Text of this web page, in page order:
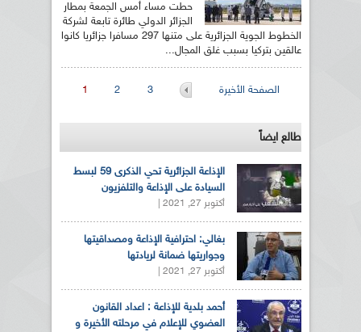
حطت مساء أمس الجمعة بمطار
الجزائر الدولي طائرة تابعة لشركة
الخطوط الجوية الجزائرية على متنها 297 مسافرا جزائريا كانوا
عالقين بتركيا بسبب غلق المجال...
الصفحات 1 2 3 الصفحة الأخيرة
طالع ايضاً
الإذاعة الجزائرية تحي الذكرى 59 لبسط
السيادة على الإذاعة والتلفزيون
أكتوبر 27, 2021 |
بغالي: احترافية الإذاعة ومصداقيتها
وجواريتها ضمانة لريادتها
أكتوبر 27, 2021 |
أحمد بلدية للإذاعة : اعداد القانون
العضوي للإعلام في مرحلته الأخيرة و